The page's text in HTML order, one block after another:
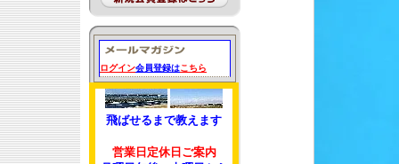
ログイン会員登録はこちら
飛ばせるまで教えます
営業日定休日ご案内